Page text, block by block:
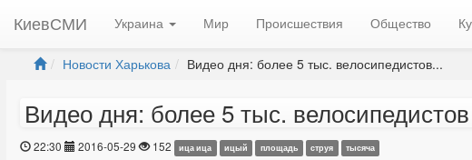
КиевСМИ Украина Мир Происшествия Общество
Новости Харькова Видео дня: более 5 тыс. велосипедистов...
Видео дня: более 5 тыс.
22:30 2016-05-29 152 ица ица ицый площадь струя тысяча